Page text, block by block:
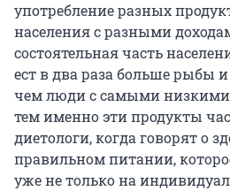
употребление разных
населения с разными
состоятельная часть
ест в два раза больше рыбы
чем люди с самыми
тем именно эти продукты
диетологи, когда говорят о
правильном питании,
уже не только на